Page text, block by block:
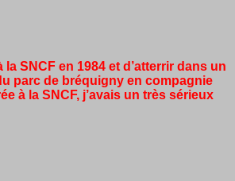
SNCF en 1984 et d’atterrir dans un
parc de bréquigny en compagnie
à la SNCF, j’avais un très sérieux